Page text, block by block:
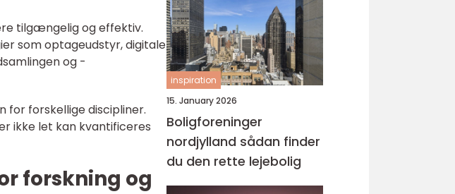
tilgængelig og effektiv.
som optageudstyr, digitale
og -
for forskellige discipliner.
ikke let kan kvantificeres
forskning og
inspiration
15. January 2026
Boligforeninger
nordjylland sådan finder
du den rette lejebolig